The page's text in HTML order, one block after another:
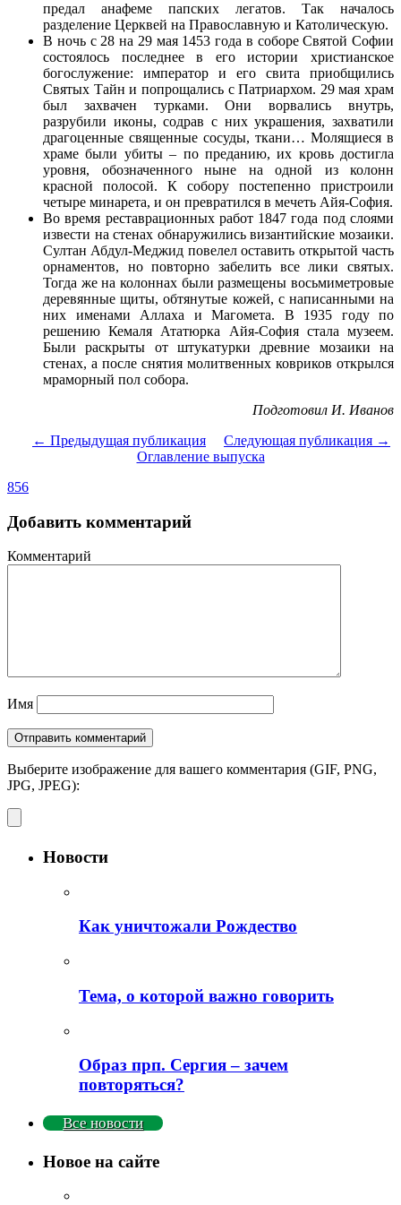
предал анафеме папских легатов. Так началось
разделение Церквей на Православную и Католическую.
В ночь с 28 на 29 мая 1453 года в соборе Святой Софии
состоялось последнее в его истории христианское
богослужение: император и его свита приобщились
Святых Тайн и попрощались с Патриархом. 29 мая храм
был захвачен турками. Они ворвались внутрь,
разрубили иконы, содрав с них украшения, захватили
драгоценные священные сосуды, ткани… Молящиеся в
храме были убиты – по преданию, их кровь достигла
уровня, обозначенного ныне на одной из колонн
красной полосой. К собору постепенно пристроили
четыре минарета, и он превратился в мечеть Айя-София.
Во время реставрационных работ 1847 года под слоями
извести на стенах обнаружились византийские мозаики.
Султан Абдул-Меджид повелел оставить открытой часть
орнаментов, но повторно забелить все лики святых.
Тогда же на колоннах были размещены восьмиметровые
деревянные щиты, обтянутые кожей, с написанными на
них именами Аллаха и Магомета. В 1935 году по
решению Кемаля Ататюрка Айя-София стала музеем.
Были раскрыты от штукатурки древние мозаики на
стенах, а после снятия молитвенных ковриков открылся
мраморный пол собора.
Подготовил И. Иванов
← Предыдущая публикация
Следующая публикация →
Оглавление выпуска
856
Добавить комментарий
Комментарий
Имя
Выберите изображение для вашего комментария (GIF, PNG,
JPG, JPEG):
Новости
Как уничтожали Рождество
Тема, о которой важно говорить
Образ прп. Сергия – зачем
повторяться?
Все новости
Новое на сайте